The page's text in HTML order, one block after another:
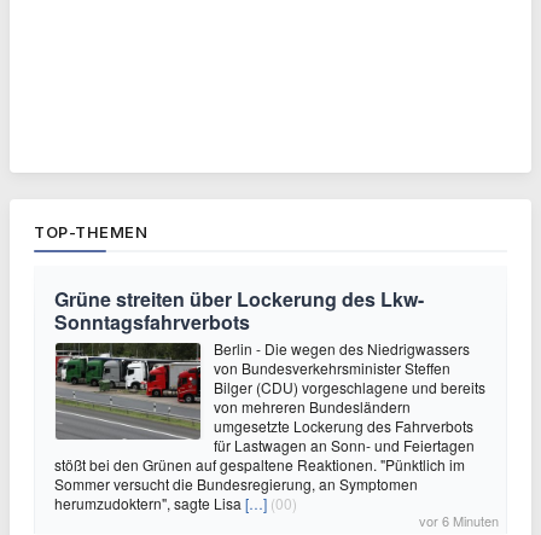
TOP-THEMEN
Grüne streiten über Lockerung des Lkw-
Sonntagsfahrverbots
Berlin - Die wegen des Niedrigwassers
von Bundesverkehrsminister Steffen
Bilger (CDU) vorgeschlagene und bereits
von mehreren Bundesländern
umgesetzte Lockerung des Fahrverbots
für Lastwagen an Sonn- und Feiertagen
stößt bei den Grünen auf gespaltene Reaktionen. "Pünktlich im
Sommer versucht die Bundesregierung, an Symptomen
herumzudoktern", sagte Lisa […] (00)
vor 6 Minuten